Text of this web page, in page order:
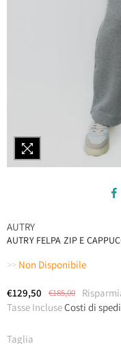
AUTRY
AUTRY FELPA ZIP E
>> Non Disponibile
Costo
€129,50 €185,00
Tasse IncluseCosti di
Taglia